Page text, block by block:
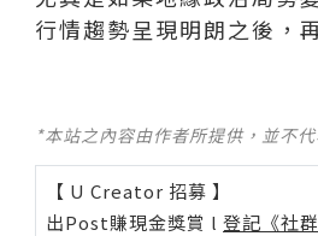
行情趨勢呈現明朗之後，
*本站之內容由作者所提供，並不
【 U Creator 招募 】
出Post賺現金獎賞 l 登記《社